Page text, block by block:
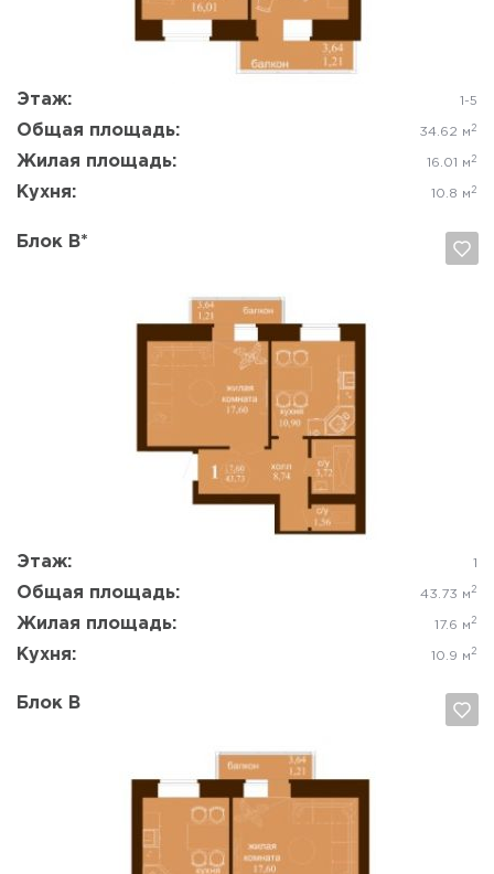
Этаж: 1-5
Общая площадь: 34.62 м 2
Жилая площадь: 16.01 м 2
Кухня: 10.8 м 2
Блок В*
Этаж: 1
Общая площадь: 43.73 м 2
Жилая площадь: 17.6 м 2
Кухня: 10.9 м 2
Блок В